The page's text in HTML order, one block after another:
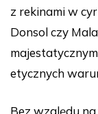
z rekinami w
Donsol czy
etycznych
Bez względu